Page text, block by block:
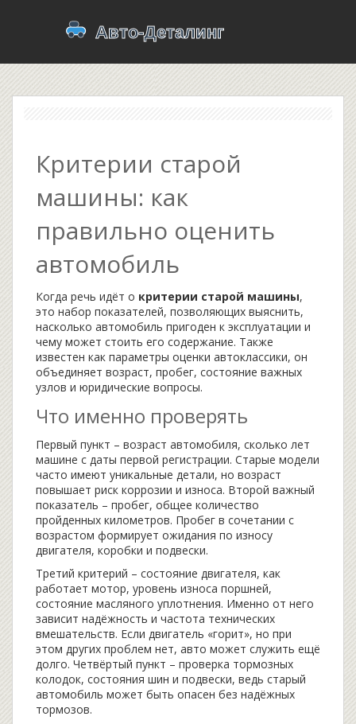
Критерии старой
машины: как
правильно оценить
автомобиль
Когда речь идёт о критерии старой машины,
это набор показателей, позволяющих выяснить,
насколько автомобиль пригоден к эксплуатации и
чему может стоить его содержание. Также
известен как параметры оценки автоклассики, он
объединяет возраст, пробег, состояние важных
узлов и юридические вопросы.
Что именно проверять
Первый пункт – возраст автомобиля, сколько лет
машине с даты первой регистрации. Старые модели
часто имеют уникальные детали, но возраст
повышает риск коррозии и износа. Второй важный
показатель – пробег, общее количество
пройденных километров. Пробег в сочетании с
возрастом формирует ожидания по износу
двигателя, коробки и подвески.
Третий критерий – состояние двигателя, как
работает мотор, уровень износа поршней,
состояние масляного уплотнения. Именно от него
зависит надёжность и частота технических
вмешательств. Если двигатель «горит», но при
этом других проблем нет, авто может служить ещё
долго. Четвёртый пункт – проверка тормозных
колодок, состояния шин и подвески, ведь старый
автомобиль может быть опасен без надёжных
тормозов.